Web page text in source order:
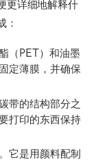
更详细地解释什
：
（PET）和油墨
定薄膜，并确保
带的结构部分之
打印的东西保持
它是用颜料配制